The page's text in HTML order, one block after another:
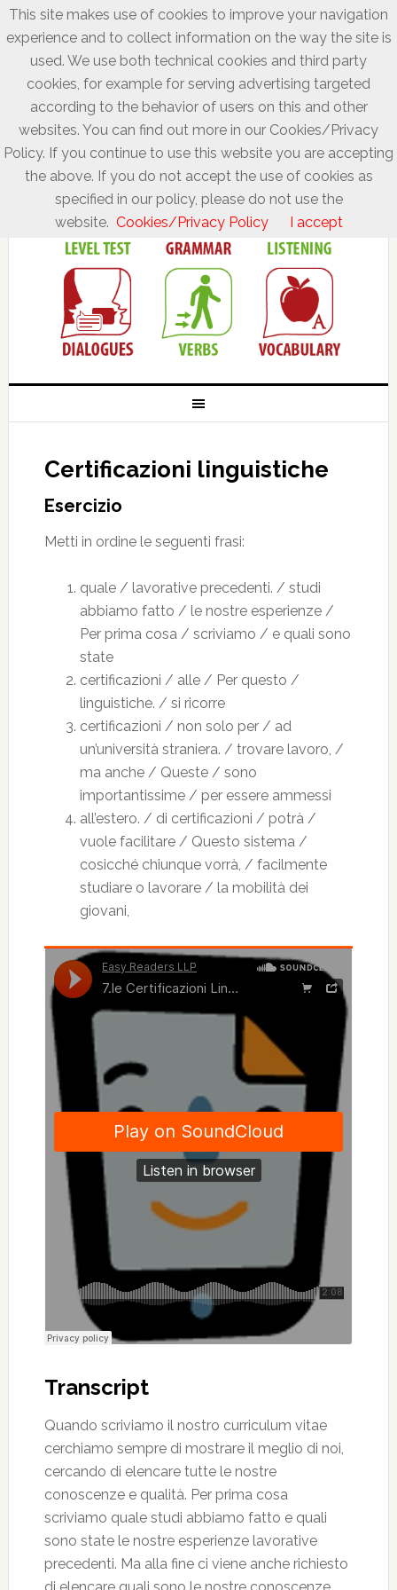
Certificazioni linguistiche
Esercizio
Metti in ordine le seguenti frasi:
quale / lavorative precedenti. / studi
abbiamo fatto / le nostre esperienze /
Per prima cosa / scriviamo / e quali sono
state
certificazioni / alle / Per questo /
linguistiche. / si ricorre
certificazioni / non solo per / ad
un’università straniera. / trovare lavoro, /
ma anche / Queste / sono
importantissime / per essere ammessi
all’estero. / di certificazioni / potrà /
vuole facilitare / Questo sistema /
cosicché chiunque vorrà, / facilmente
studiare o lavorare / la mobilità dei
giovani,
Transcript
Quando scriviamo il nostro curriculum vitae
cerchiamo sempre di mostrare il meglio di noi,
cercando di elencare tutte le nostre
conoscenze e qualità. Per prima cosa
scriviamo quale studi abbiamo fatto e quali
sono state le nostre esperienze lavorative
precedenti. Ma alla fine ci viene anche richiesto
This site makes use of cookies to improve your navigation
experience and to collect information on the way the site is
used. We use both technical cookies and third party
cookies, for example for serving advertising targeted
according to the behavior of users on this and other
websites. You can find out more in our Cookies/Privacy
Policy. If you continue to use this website you are accepting
the above. If you do not accept the use of cookies as
specified in our policy, please do not use the
website. Cookies/Privacy Policy I accept